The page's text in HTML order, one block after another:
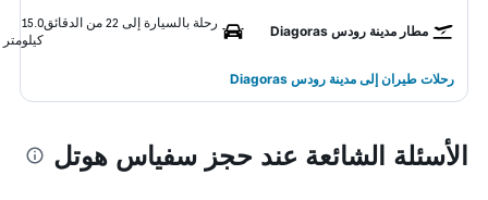
مطار مدينة رودس Diagoras
رحلة بالسيارة إلى 22 من الدقائق
15.0
كيلومتر
رحلات طيران إلى مدينة رودس Diagoras
الأسئلة الشائعة عند حجز سفياس هوتل